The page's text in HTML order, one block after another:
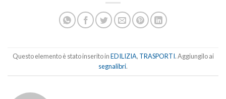
Questo elemento è stato inserito inEDILIZIA, TRASPORTI. Aggiungilo ai
segnalibri.